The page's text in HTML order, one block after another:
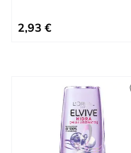
2,93 €